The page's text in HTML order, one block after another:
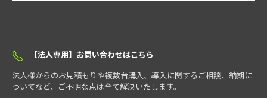
【法人専用】お問い合わせはこちら
法人様からのお見積もりや複数台購入、導入に関するご相談、納期に
ついてなど、ご不明な点は全て解決いたします。